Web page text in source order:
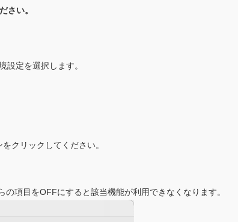
さい。
設定を選択します。
クリックしてください。
項目をOFFにすると該当機能が利用できなくなります。